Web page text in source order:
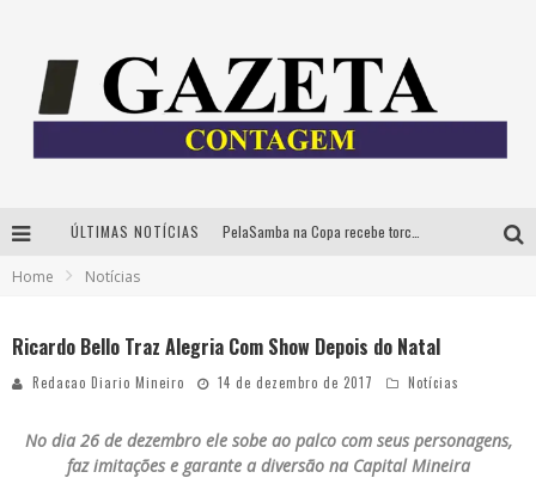
ÚLTIMAS NOTÍCIAS
Espetáculo “Allan Kardec – Um Olhar para a Eternidade” desembarca em BH na próxima semana
Home Notícias
Ricardo Bello Traz Alegria Com Show Depois do Natal
Redacao Diario Mineiro 14 de dezembro de 2017 Notícias
No dia 26 de dezembro ele sobe ao palco com seus personagens,
faz imitações e garante a diversão na Capital Mineira